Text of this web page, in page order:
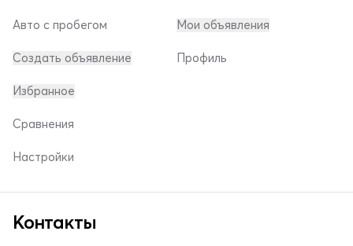
Авто с пробегом
Создать объявление
Мои объявления
Профиль
Избранное
Сравнения
Настройки
Контакты